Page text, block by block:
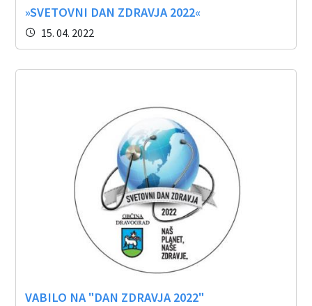
»SVETOVNI DAN ZDRAVJA 2022«
15. 04. 2022
VABILO NA "DAN ZDRAVJA 2022"